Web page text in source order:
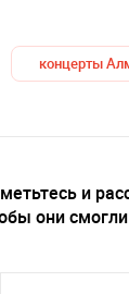
концерты
и
они